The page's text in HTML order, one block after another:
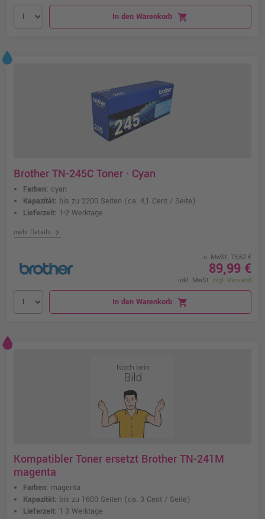
In den Warenkorb shopping_cart
Brother TN-245C Toner · Cyan
Farben: cyan
Kapazität: bis zu 2200 Seiten (ca. 4,1 Cent / Seite)
Lieferzeit: 1-2 Werktage
mehr Details chevron_right
o. MwSt. 75,62 €
89,99 €
inkl. MwSt. zzgl. Versand
In den Warenkorb shopping_cart
Kompatibler Toner ersetzt Brother TN-241M
magenta
Farben: magenta
Kapazität: bis zu 1600 Seiten (ca. 3 Cent / Seite)
Lieferzeit: 1-3 Werktage